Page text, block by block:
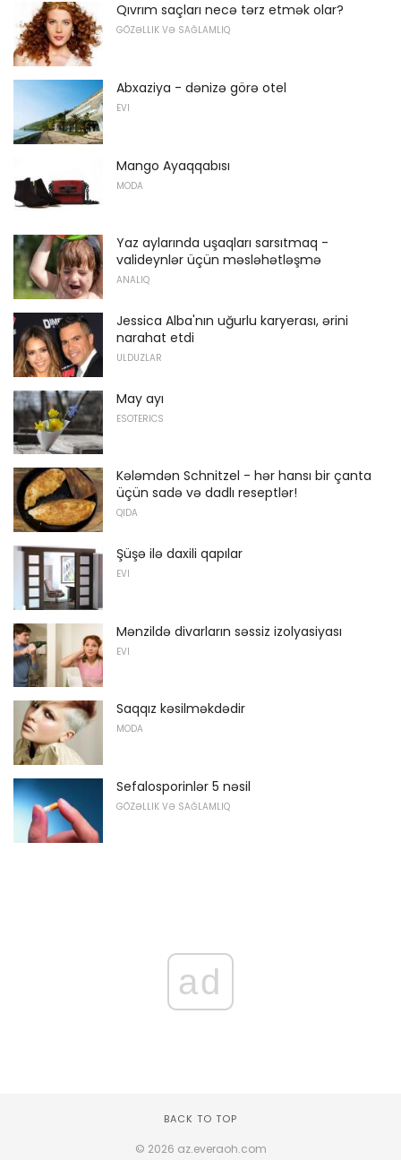
Qıvrım saçları necə tərz etmək olar?
GÖZƏLLIK VƏ SAĞLAMLIQ
Abxaziya - dənizə görə otel
EVI
Mango Ayaqqabısı
MODA
Yaz aylarında uşaqları sarsıtmaq -
valideynlər üçün məsləhətləşmə
ANALIQ
Jessica Alba'nın uğurlu karyerası, ərini
narahat etdi
ULDUZLAR
May ayı
ESOTERICS
Kələmdən Schnitzel - hər hansı bir çanta
üçün sadə və dadlı reseptlər!
QIDA
Şüşə ilə daxili qapılar
EVI
Mənzildə divarların səssiz izolyasiyası
EVI
Saqqız kəsilməkdədir
MODA
Sefalosporinlər 5 nəsil
GÖZƏLLIK VƏ SAĞLAMLIQ
ad
BACK TO TOP
© 2026 az.everaoh.com